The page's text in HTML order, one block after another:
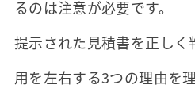
るのは注意が必要です。
提示された見積書を正しく
用を左右する3つの理由を